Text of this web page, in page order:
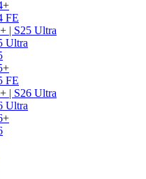
FE
| S25 Ultra
Ultra
FE
| S26 Ultra
Ultra